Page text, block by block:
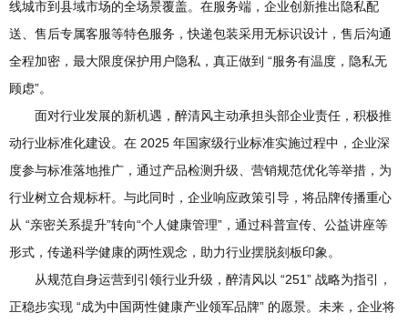
线城市到县域市场的全场景覆盖。在服务端，企业创新推出隐私配
送、售后专属客服等特色服务，快递包装采用无标识设计，售后沟通
全程加密，最大限度保护用户隐私，真正做到 “服务有温度，隐私无
顾虑”。
面对行业发展的新机遇，醉清风主动承担头部企业责任，积极推
动行业标准化建设。在 2025 年国家级行业标准实施过程中，企业深
度参与标准落地推广，通过产品检测升级、营销规范优化等举措，为
行业树立合规标杆。与此同时，企业响应政策引导，将品牌传播重心
从 “亲密关系提升”转向“个人健康管理”，通过科普宣传、公益讲座等
形式，传递科学健康的两性观念，助力行业摆脱刻板印象。
从规范自身运营到引领行业升级，醉清风以 “251” 战略为指引，
正稳步实现 “成为中国两性健康产业领军品牌” 的愿景。未来，企业将